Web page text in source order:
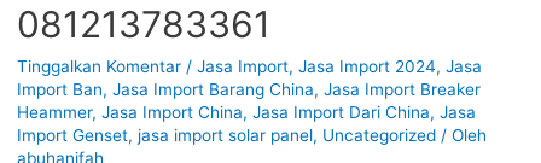
081213783361
Tinggalkan Komentar / Jasa Import, Jasa Import 2024, Jasa
Import Ban, Jasa Import Barang China, Jasa Import Breaker
Heammer, Jasa Import China, Jasa Import Dari China, Jasa
Import Genset, jasa import solar panel, Uncategorized/ Oleh
abuhanifah